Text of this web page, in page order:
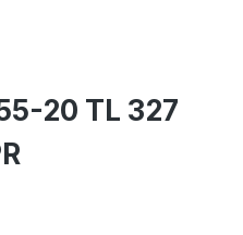
20 TL 327